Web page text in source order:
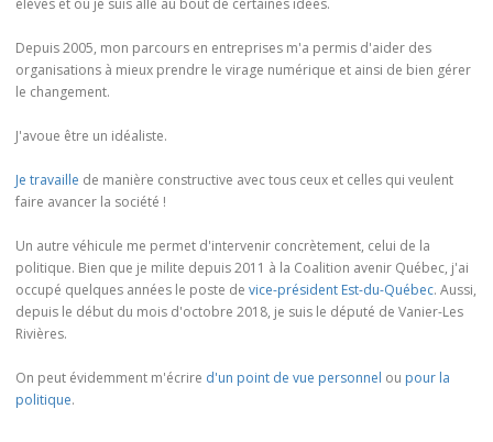
élèves et où je suis allé au bout de certaines idées.
Depuis 2005, mon parcours en entreprises m'a permis d'aider des
organisations à mieux prendre le virage numérique et ainsi de bien gérer
le changement.
J'avoue être un idéaliste.
Je travaille de manière constructive avec tous ceux et celles qui veulent
faire avancer la société !
Un autre véhicule me permet d'intervenir concrètement, celui de la
politique. Bien que je milite depuis 2011 à la Coalition avenir Québec, j'ai
occupé quelques années le poste de vice-président Est-du-Québec. Aussi,
depuis le début du mois d'octobre 2018, je suis le député de Vanier-Les
Rivières.
On peut évidemment m'écrire d'un point de vue personnel ou pour la
politique.